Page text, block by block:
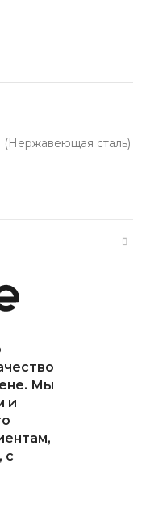
(Нержавеющая сталь)
Мы
и
с